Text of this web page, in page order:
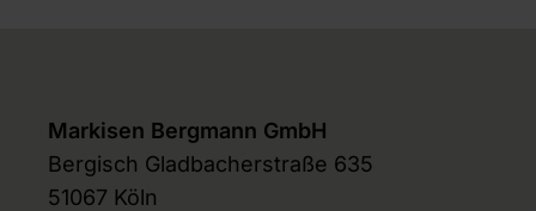
Markisen Bergmann GmbH
Bergisch Gladbacherstraße 635
51067 Köln